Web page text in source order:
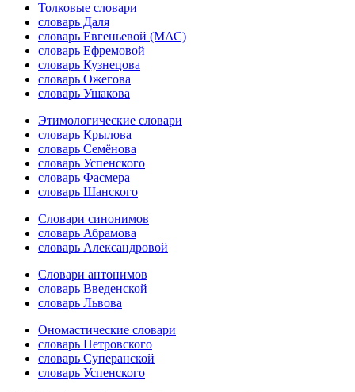
Толковые словари
словарь Даля
словарь Евгеньевой (МАС)
словарь Ефремовой
словарь Кузнецова
словарь Ожегова
словарь Ушакова
Этимологические словари
словарь Крылова
словарь Семёнова
словарь Успенского
словарь Фасмера
словарь Шанского
Словари синонимов
словарь Абрамова
словарь Александровой
Словари антонимов
словарь Введенской
словарь Львова
Ономастические словари
словарь Петровского
словарь Суперанской
словарь Успенского